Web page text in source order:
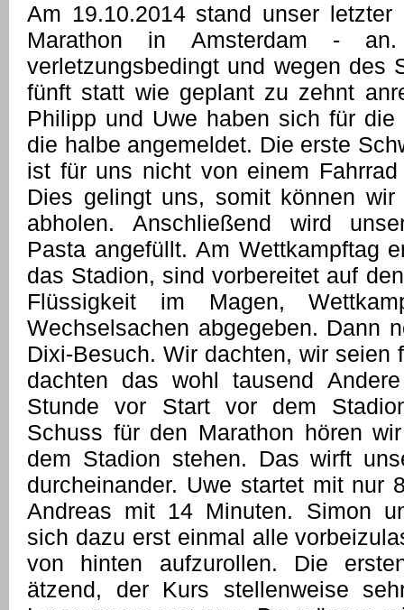
Am 19.10.2014 stand unser letzter
Marathon in Amsterdam -
verletzungsbedingt und wegen des
fünft statt wie geplant zu zehnt
Philipp und Uwe haben sich für
die halbe angemeldet. Die erste
ist für uns nicht von einem
Dies gelingt uns, somit können wir
abholen. Anschließend wird
Pasta angefüllt. Am Wettkampftag
das Stadion, sind vorbereitet auf
Flüssigkeit im Magen,
Wechselsachen abgegeben. Dann
Dixi-Besuch. Wir dachten, wir seien
dachten das wohl tausend
Stunde vor Start vor dem
Schuss für den Marathon hören
dem Stadion stehen. Das wirft
durcheinander. Uwe startet mit nur
Andreas mit 14 Minuten. Simon
sich dazu erst einmal alle
von hinten aufzurollen. Die
ätzend, der Kurs stellenweise